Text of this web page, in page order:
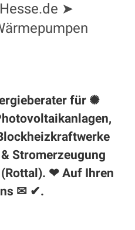
➤
für ✺
Stromerzeugung
. ❤ Auf Ihren
✉ ✔.